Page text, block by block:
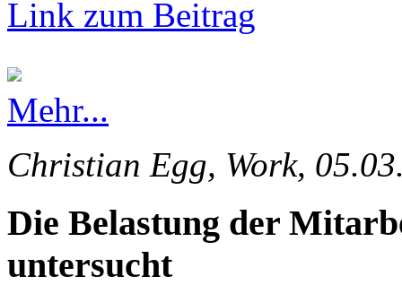
Link zum Beitrag
Mehr...
Christian Egg, Work,
Die Belastung der
untersucht